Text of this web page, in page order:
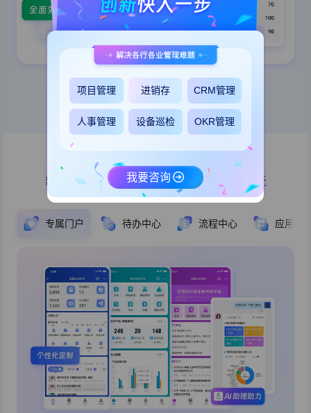
更多应用模板
的企业办公数字化空间
新时代的工作方式，用AI实现办公效率的跃迁
专属门户 待办中心 流程中心 应用中
项目管理 进销存 CRM管理
人事管理 设备巡检 OKR管理
我要咨询